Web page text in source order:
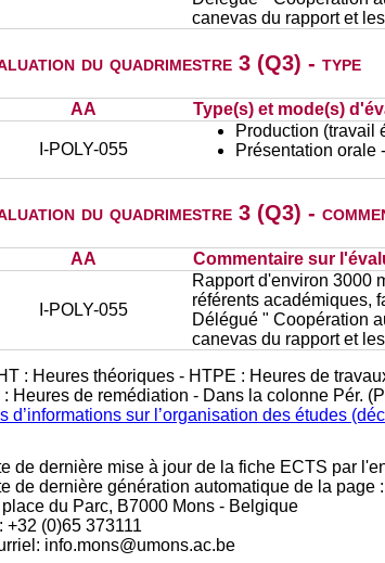
canevas du rapport et
du quadrimestre 3 (Q3) - type
AA Type(s) et mode(s)
I-POLY-055
Production (travail
Présentation orale
du quadrimestre 3 (Q3) -
AA Commentaire sur
I-POLY-055
Rapport d'environ 3000
référents académiques,
Délégué " Coopération
canevas du rapport et
: Heures théoriques - HTPE : Heures de
: Heures de remédiation - Dans la colonne Pér.
d’informations sur l’organisation des études
de dernière mise à jour de la fiche ECTS par
de dernière génération automatique de la page
place du Parc, B7000 Mons - Belgique
+32 (0)65 373111
info.mons@umons.ac.be